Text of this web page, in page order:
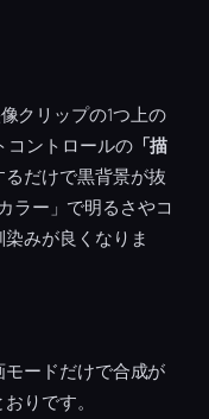
クリップの1つ上の
コントロールの「描
るだけで黒背景が抜
ラー」で明るさやコ
みが良くなりま
ードだけで合成が
りです。